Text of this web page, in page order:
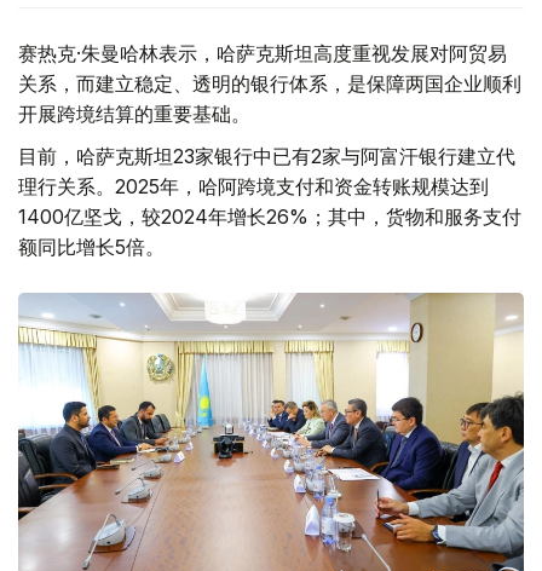
赛热克·朱曼哈林表示，哈萨克斯坦高度重视发展对阿贸易
关系，而建立稳定、透明的银行体系，是保障两国企业顺利
开展跨境结算的重要基础。
目前，哈萨克斯坦23家银行中已有2家与阿富汗银行建立代
理行关系。2025年，哈阿跨境支付和资金转账规模达到
1400亿坚戈，较2024年增长26%；其中，货物和服务支付
额同比增长5倍。